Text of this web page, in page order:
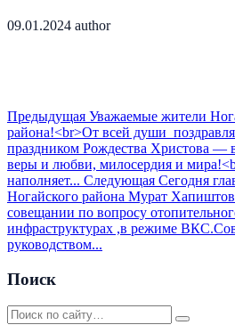
09.01.2024 author
Предыдущая Уважаемые жители
района!<br>От всей души
праздником Рождества Христова —
веры и любви, милосердия и
наполняет... Следующая Сегодня
Ногайского района Мурат
совещании по вопросу
инфраструктурах ,в режиме
руководством...
Поиск